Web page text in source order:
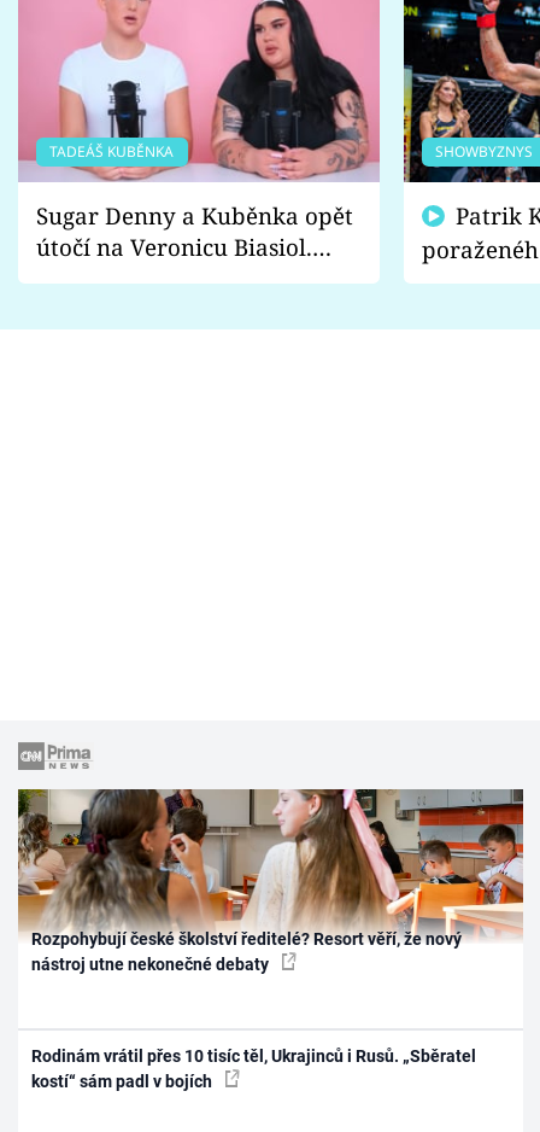
TADEÁŠ KUBĚNKA
Sugar Denny a Kuběnka opět
útočí na Veronicu Biasiol.
Proč je podle nich falešná a
SHOWBYZNYS
fanoušci
Rozpohybují české školství ředitelé? Resort věří, že nový
nástroj utne nekonečné debaty
Rodinám vrátil přes 10 tisíc těl, Ukrajinců i Rusů. „Sběratel
kostí“ sám padl v bojích